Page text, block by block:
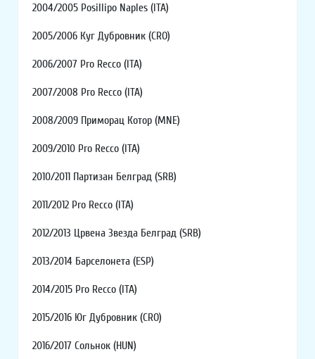
2004/2005 Posillipo Naples (ITA)
2005/2006 Куг Дубровник (CRO)
2006/2007 Pro Recco (ITA)
2007/2008 Pro Recco (ITA)
2008/2009 Приморац Котор (MNE)
2009/2010 Pro Recco (ITA)
2010/2011 Партизан Белград (SRB)
2011/2012 Pro Recco (ITA)
2012/2013 Црвена Звезда Белград (SRB)
2013/2014 Барселонета (ESP)
2014/2015 Pro Recco (ITA)
2015/2016 Юг Дубровник (CRO)
2016/2017 Сольнок (HUN)